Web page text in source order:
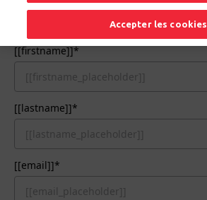
[[gender_unknown]]
[[gender_nosay]]
[[firstname]]*
[[lastname]]*
[[email]]*
Accepter les cookies